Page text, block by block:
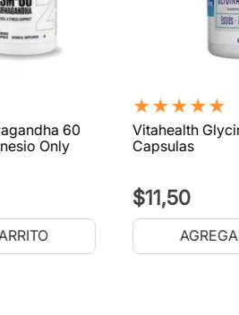
60
Only
★★★★★
Vitahealth
Capsulas
$11,50